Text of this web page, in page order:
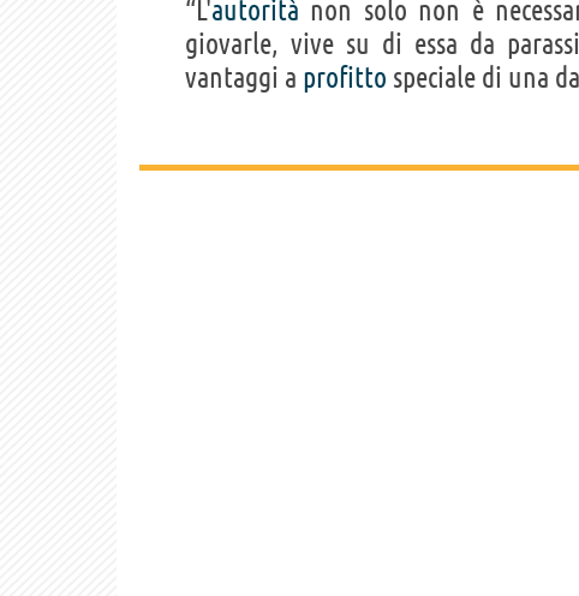
“L'autorità non solo non è
giovarle, vive su di essa da
vantaggi a profitto speciale di una